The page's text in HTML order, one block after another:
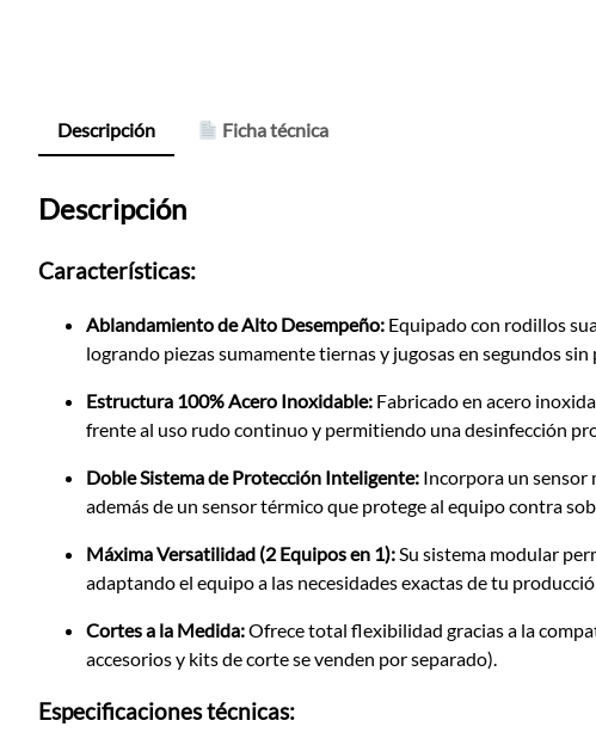
Descripción Ficha técnica
Descripción
Características:
Ablandamiento de Alto Desempeño: Equipado con rodillos
logrando piezas sumamente tiernas y jugosas en segundos
Estructura 100% Acero Inoxidable: Fabricado en acero
frente al uso rudo continuo y permitiendo una desinfección
Doble Sistema de Protección Inteligente: Incorpora un sensor
además de un sensor térmico que protege al equipo contra
Máxima Versatilidad (2 Equipos en 1): Su sistema modular
adaptando el equipo a las necesidades exactas de tu
Cortes a la Medida:Ofrece total flexibilidad gracias a la
accesorios y kits de corte se venden por separado)
Especificaciones técnicas: